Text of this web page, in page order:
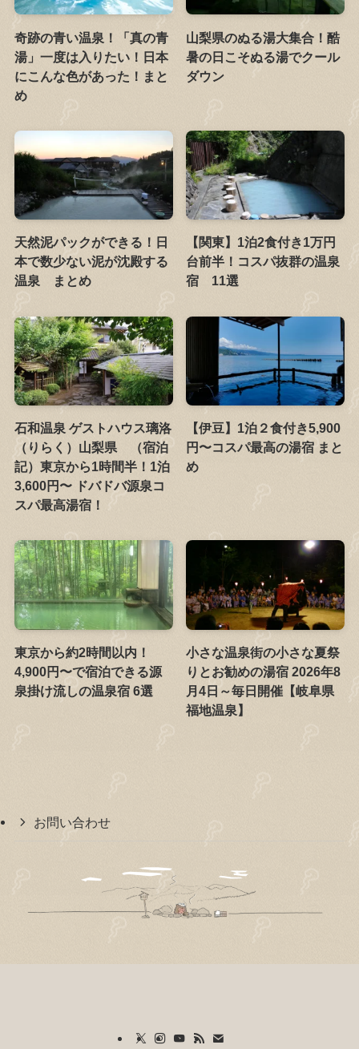
奇跡の青い温泉！「真の青
湯」一度は入りたい！日本
にこんな色があった！まと
め
山梨県のぬる湯大集合！酷
暑の日こそぬる湯でクール
ダウン
天然泥パックができる！日
本で数少ない泥が沈殿する
温泉 まとめ
【関東】1泊2食付き1万円
台前半！コスパ抜群の温泉
宿 11選
石和温泉 ゲストハウス璃洛
（りらく）山梨県 （宿泊
記）東京から1時間半！1泊
3,600円〜 ドバドバ源泉コ
スパ最高湯宿！
【伊豆】1泊２食付き5,900
円〜コスパ最高の湯宿 まと
め
東京から約2時間以内！
4,900円〜で宿泊できる源
泉掛け流しの温泉宿 6選
小さな温泉街の小さな夏祭
りとお勧めの湯宿 2026年8
月4日～毎日開催【岐阜県
福地温泉】
お問い合わせ